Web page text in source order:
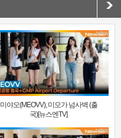
미야오(MEOVV), 미모가 넘사벽 (출
국)[뉴스엔TV]